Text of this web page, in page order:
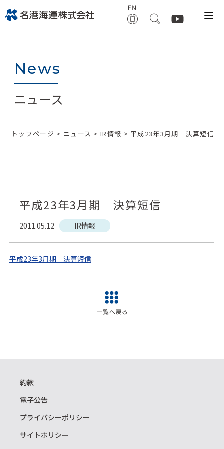
News
ニュース
トップページ > ニュース >IR情報 > 平成23年3月期 決算短信
平成23年3月期 決算短信
2011.05.12 IR情報
平成23年3月期 決算短信
約款
電子公告
プライバシーポリシー
サイトポリシー